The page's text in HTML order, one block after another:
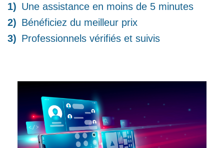
Une assistance en moins de 5 minutes
Bénéficiez du meilleur prix
Professionnels vérifiés et suivis